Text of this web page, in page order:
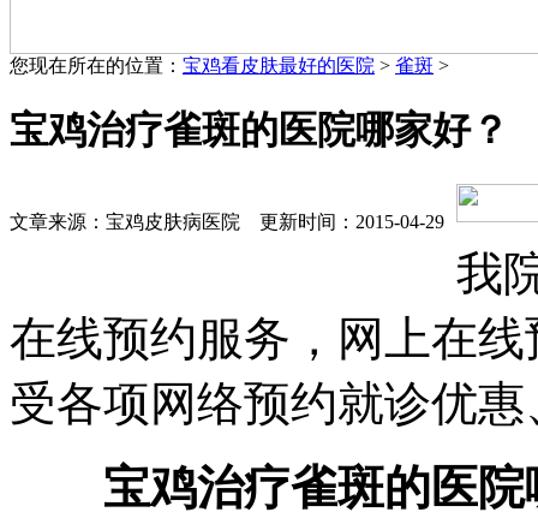
您现在所在的位置： 宝鸡看皮肤最好的医院 > 雀斑 >
宝鸡治疗雀斑的医院哪家好？
文章来源：宝鸡皮肤病医院 更新时间：2015-04-29
我
在线预约服务，网上在
受各项网络预约就诊优
宝鸡治疗雀斑的医